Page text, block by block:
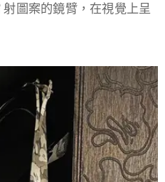
圖案的鏡臂，在視覺上呈